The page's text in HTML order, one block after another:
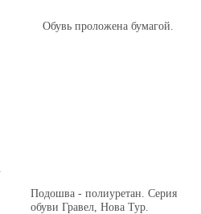
Обувь проложена бумагой.
Подошва - полиуретан. Серия
обуви Гравел, Нова Тур.